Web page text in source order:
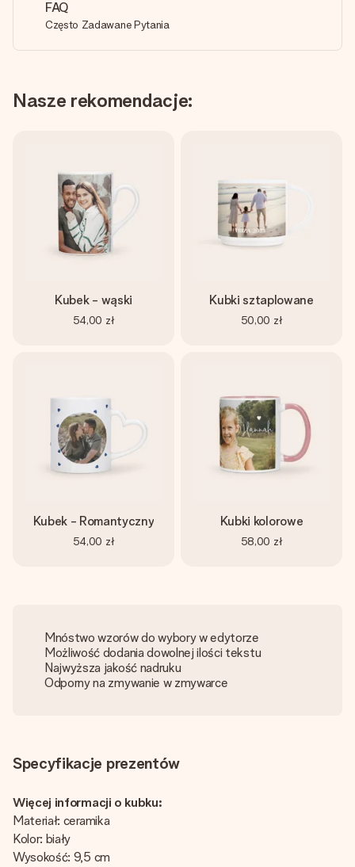
FAQ
Często Zadawane Pytania
Nasze rekomendacje:
Kubek - wąski
54,00 zł
Kubki sztaplowane
50,00 zł
Kubek - Romantyczny
54,00 zł
Kubki kolorowe
58,00 zł
Mnóstwo wzorów do wybory w edytorze
Możliwość dodania dowolnej ilości tekstu
Najwyższa jakość nadruku
Odporny na zmywanie w zmywarce
Specyfikacje prezentów
Więcej informacji o kubku:
Materiał: ceramika
Kolor: biały
Wysokość: 9,5 cm